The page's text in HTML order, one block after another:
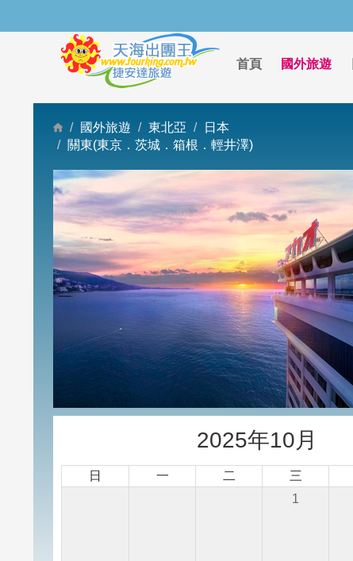
首頁 國外旅遊
國外旅遊 東北亞
日本
關東(東京．茨城．箱根．輕井澤)
2025年10月
日 一 二 三
1